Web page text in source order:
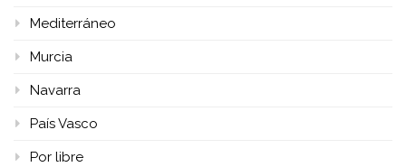
Mediterráneo
Murcia
Navarra
País Vasco
Por libre